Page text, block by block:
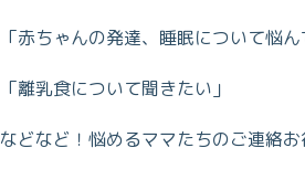
「赤ちゃんの発達、睡眠について悩ん
「離乳食について聞きたい」
などなど！悩めるママたちのご連絡